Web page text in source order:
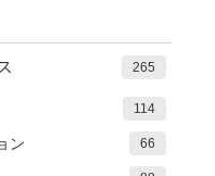
265
114
ン 66